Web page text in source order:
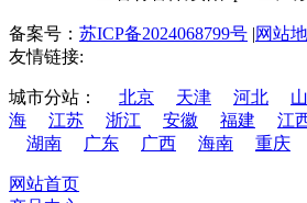
备案号： 苏ICP备2024068799号 |网站
友情链接:
城市分站： 北京 天津 河北
海
江苏 浙江 安徽 福建 江
湖南
广东 广西 海南 重庆
网站首页